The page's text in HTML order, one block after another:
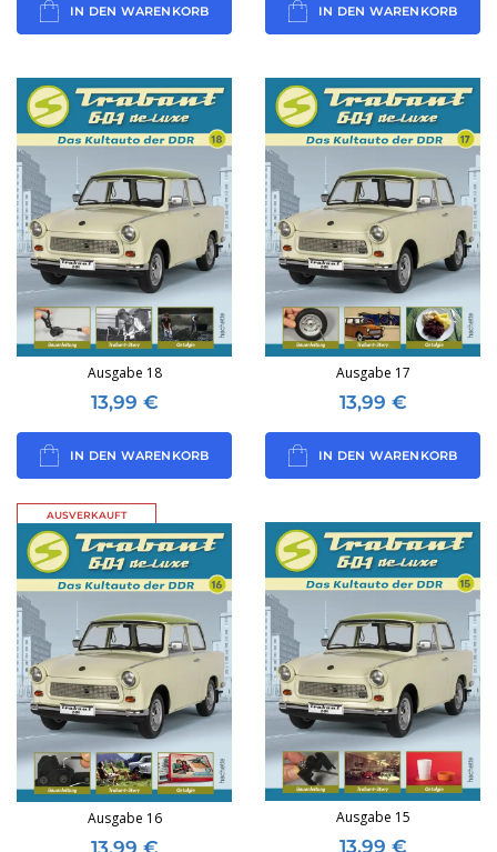
IN DEN WARENKORB IN DEN WARENKORB
Ausgabe 18
13,99 €
IN DEN WARENKORB
Ausgabe 17
13,99 €
IN DEN WARENKORB
AUSVERKAUFT
Ausgabe 16
13,99 €
Ausgabe 15
13,99 €